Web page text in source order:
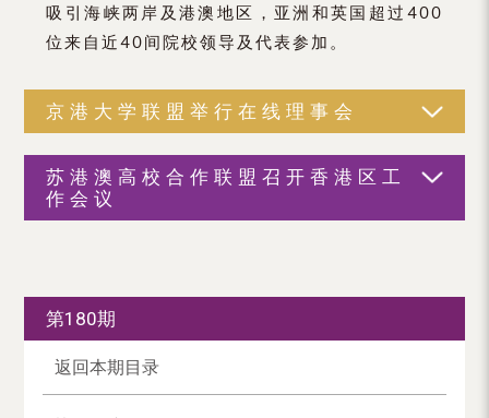
吸引海峡两岸及港澳地区，亚洲和英国超过400
位来自近40间院校领导及代表参加。
京港大学联盟举行在线理事会
苏港澳高校合作联盟召开香港区工
作会议
第180期
返回本期目录